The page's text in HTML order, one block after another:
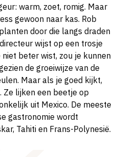
warm, zoet, romig. Maar
gewoon naar kas. Rob
door die langs draden
wijst op een trosje
beter wist, zou je kunnen
de groeiwijze van de
Maar als je goed kijkt,
Ze lijken een beetje op
uit Mexico. De meeste
gastronomie wordt
Tahiti en Frans-Polynesië.